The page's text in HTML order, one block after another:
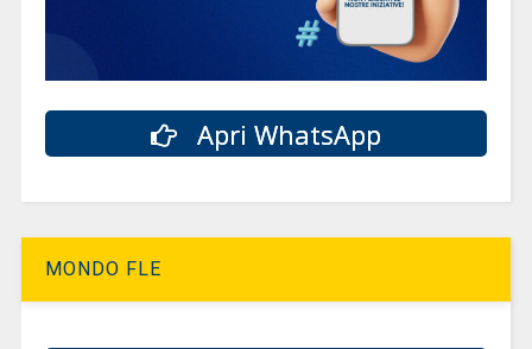
Apri WhatsApp
MONDO FLE